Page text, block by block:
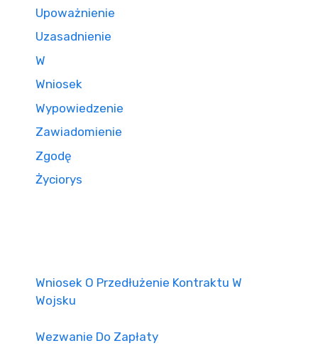
Upoważnienie
Uzasadnienie
W
Wniosek
Wypowiedzenie
Zawiadomienie
Zgodę
Życiorys
Wniosek O Przedłużenie Kontraktu W
Wojsku
Wezwanie Do Zapłaty